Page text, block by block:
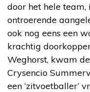
door het hele team,
ontroerende
ook nog eens een
krachtig
Weghorst, kwam
Crysencio
een ‘zitvoetballer’